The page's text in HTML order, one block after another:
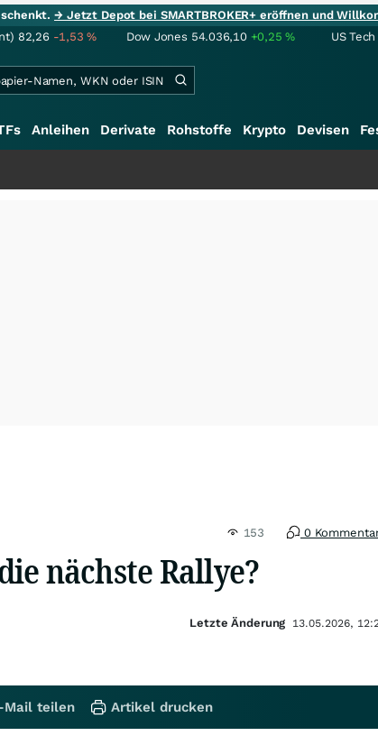
→ Jetzt Depot bei SMARTBROKER+ eröffnen und
82,26 -1,53% Dow Jones 54.036,10 +0,25% US
Anleihen Derivate Rohstoffe Krypto Devisen
153 0
nächste Rallye?
Letzte Änderung 13.05.2026,
Mail teilen Artikel drucken